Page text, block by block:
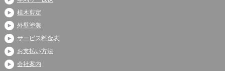
植木剪定
外壁塗装
サービス料金表
お支払い方法
会社案内